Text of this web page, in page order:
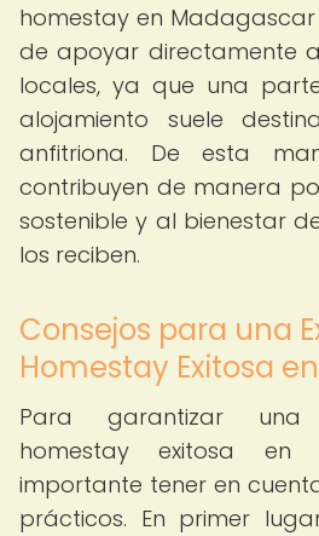
homestay en
de apoyar directamente
locales, ya que una
alojamiento suele
anfitriona. De esta
contribuyen de manera
sostenible y al bienestar
los reciben.
Consejos para una
Homestay Exitosa
Para garantizar una
homestay exitosa en
importante tener en
prácticos. En primer